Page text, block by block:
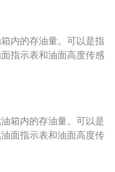
是正常现象，因为油泵
，再加之温度对汽油的
力释放，油面随之下
情况，可以判断的方法
，或者指针乱摆以及燃
。传感器发生故障时也
感器可变电阻器的两个
示与标准不符，则是
内的存油量。可以是指
指示表和油面高度传感
量少于某一规定值时立
情况，可以判断的方法
，或者指针乱摆以及燃
。传感器发生故障时也
感器可变电阻器的两个
示与标准不符，则是
箱内的存油量。可以是
面指示表和油面高度传
油量少于某一规定值时